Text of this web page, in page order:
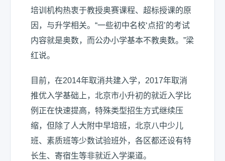
培训机构热衷于教授奥赛课程、超标授课的原
因，与升学相关。“一些初中名校‘点招’的考试
内容就是奥数，而公办小学基本不教奥数。”梁
红说。
目前，在2014年取消共建入学，2017年取消
推优入学基础上，北京市小升初的就近入学比
例正在快速提高，特殊类型招生方式继续压
缩，但除了人大附中早培班，北京八中少儿
班、素质班等少数试验班外，各区都还设有特
长生、寄宿生等非就近入学渠道。